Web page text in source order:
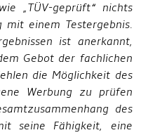
„TÜV-geprüft“ nichts
einem Testergebnis.
ist anerkannt,
Gebot der fachlichen
die Möglichkeit des
Werbung zu prüfen
des
seine Fähigkeit, eine